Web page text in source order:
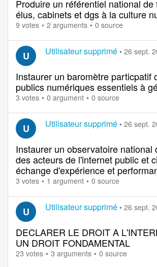
Produire un référentiel national
élus, cabinets et dgs à la culture
9 votes 2 arguments 0 source
U Utilisateur supprimé • 26 sept.
Instaurer un baromètre particpatif
publics numériques essentiels à
3 votes 0 argument 0 source
U Utilisateur supprimé • 26 sept.
Instaurer un observatoire national
des acteurs de l'internet public et
échange d'expérience et
3 votes 1 argument 0 source
U Utilisateur supprimé • 26 sept.
DECLARER LE DROIT A
UN DROIT FONDAMENTAL
23 votes 3 arguments 0 source